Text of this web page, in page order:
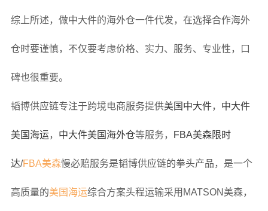
综上所述，做中大件的海外仓一件代发，在选择合作海外
仓时要谨慎，不仅要考虑价格、实力、服务、专业性，口
碑也很重要。
韬博供应链专注于跨境电商服务提供美国中大件， 中大件
美国海运， 中大件美国海外仓等服务， FBA美森限时
达/FBA美森慢必赔服务是韬博供应链的拳头产品，是一个
高质量的美国海运综合方案头程运输采用MATSON美森，